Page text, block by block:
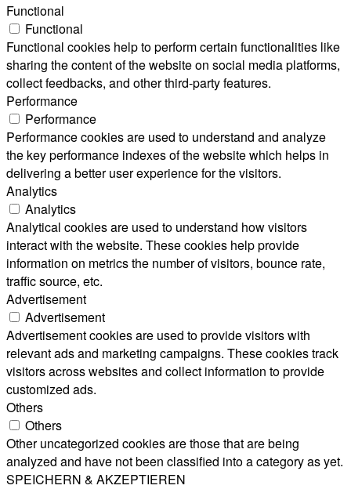
Functional
Functional
Functional cookies help to perform certain functionalities like
sharing the content of the website on social media platforms,
collect feedbacks, and other third-party features.
Performance
Performance
Performance cookies are used to understand and analyze
the key performance indexes of the website which helps in
delivering a better user experience for the visitors.
Analytics
Analytics
Analytical cookies are used to understand how visitors
interact with the website. These cookies help provide
information on metrics the number of visitors, bounce rate,
traffic source, etc.
Advertisement
Advertisement
Advertisement cookies are used to provide visitors with
relevant ads and marketing campaigns. These cookies track
visitors across websites and collect information to provide
customized ads.
Others
Others
Other uncategorized cookies are those that are being
analyzed and have not been classified into a category as yet.
SPEICHERN & AKZEPTIEREN